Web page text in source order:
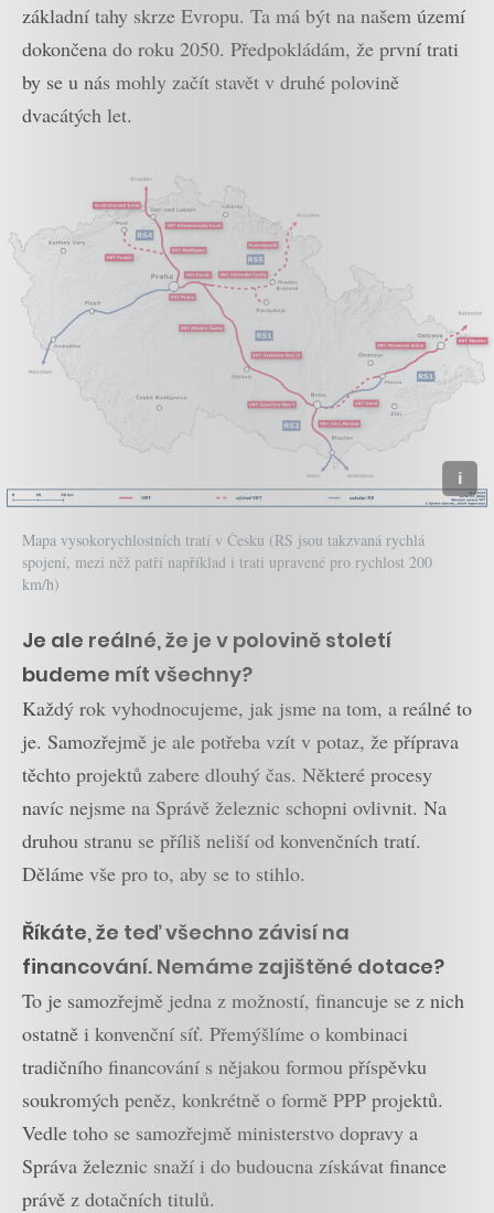
základní tahy skrze Evropu. Ta má být na našem území
dokončena do roku 2050. Předpokládám, že první trati
by se u nás mohly začít stavět v druhé polovině
dvacátých let.
Mapa vysokorychlostních tratí v Česku (RS jsou takzvaná rychlá
spojení, mezi něž patří například i trati upravené pro rychlost 200
km/h)
Je ale reálné, že je v polovině století
budeme mít všechny?
Každý rok vyhodnocujeme, jak jsme na tom, a reálné to
je. Samozřejmě je ale potřeba vzít v potaz, že příprava
těchto projektů zabere dlouhý čas. Některé procesy
navíc nejsme na Správě železnic schopni ovlivnit. Na
druhou stranu se příliš neliší od konvenčních tratí.
Děláme vše pro to, aby se to stihlo.
Říkáte, že teď všechno závisí na
financování. Nemáme zajištěné dotace?
To je samozřejmě jedna z možností, financuje se z nich
ostatně i konvenční síť. Přemýšlíme o kombinaci
tradičního financování s nějakou formou příspěvku
soukromých peněz, konkrétně o formě PPP projektů.
Vedle toho se samozřejmě ministerstvo dopravy a
Správa železnic snaží i do budoucna získávat finance
právě z dotačních titulů.